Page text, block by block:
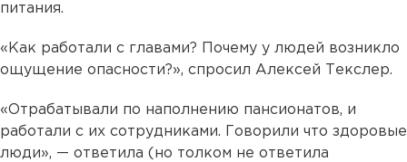
питания.
«Как работали с главами? Почему у людей возникло
ощущение опасности?», спросил Алексей Текслер.
«Отрабатывали по наполнению пансионатов, и
работали с их сотрудниками. Говорили что здоровые
люди», — ответила (но толком не ответила